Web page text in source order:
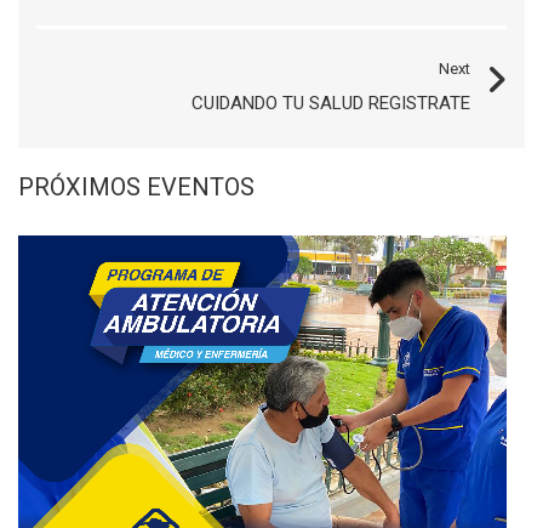
Next
CUIDANDO TU SALUD REGISTRATE
PRÓXIMOS EVENTOS